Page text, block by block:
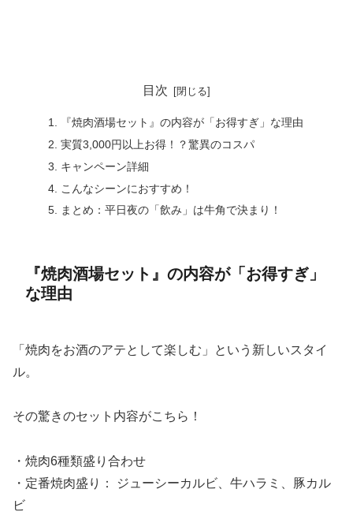
目次
『焼肉酒場セット』の内容が「お得すぎ」な理由
実質3,000円以上お得！？驚異のコスパ
キャンペーン詳細
こんなシーンにおすすめ！
まとめ：平日夜の「飲み」は牛角で決まり！
『焼肉酒場セット』の内容が「お得すぎ」
な理由
「焼肉をお酒のアテとして楽しむ」という新しいスタイ
ル。
その驚きのセット内容がこちら！
・焼肉6種類盛り合わせ
・定番焼肉盛り： ジューシーカルビ、牛ハラミ、豚カル
ビ